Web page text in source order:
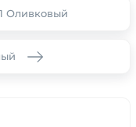
Оливковый